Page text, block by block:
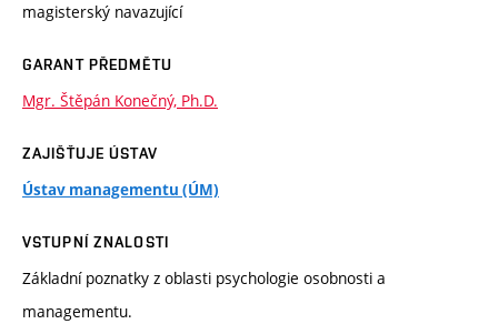
magisterský navazující
GARANT PŘEDMĚTU
Mgr. Štěpán Konečný, Ph.D.
ZAJIŠŤUJE ÚSTAV
Ústav managementu (ÚM)
VSTUPNÍ ZNALOSTI
Základní poznatky z oblasti psychologie osobnosti a
managementu.